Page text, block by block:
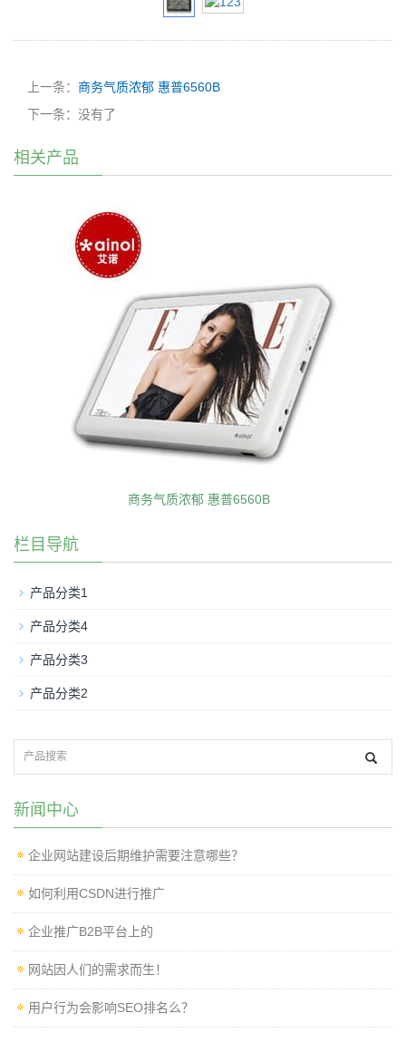
上一条： 商务气质浓郁 惠普6560B
下一条：没有了
相关产品
商务气质浓郁 惠普6560B
栏目导航
产品分类1
产品分类4
产品分类3
产品分类2
新闻中心
企业网站建设后期维护需要注意哪些？
如何利用CSDN进行推广
企业推广B2B平台上的
网站因人们的需求而生！
用户行为会影响SEO排名么？